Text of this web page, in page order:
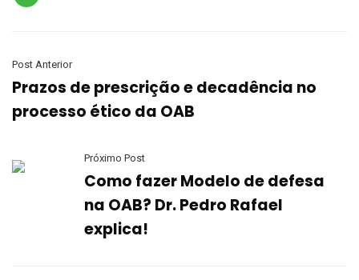
Post Anterior
Prazos de prescrição e decadência no
processo ético da OAB
Próximo Post
Como fazer Modelo de defesa
na OAB? Dr. Pedro Rafael
explica!